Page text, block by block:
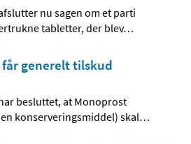
nu sagen om et parti
tabletter, der blev…
generelt tilskud
besluttet, at Monoprost
konserveringsmiddel) skal…